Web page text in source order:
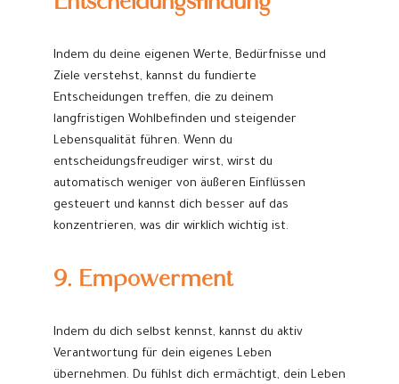
Indem du deine eigenen Werte, Bedürfnisse und
Ziele verstehst, kannst du fundierte
Entscheidungen treffen, die zu deinem
langfristigen Wohlbefinden und steigender
Lebensqualität führen. Wenn du
entscheidungsfreudiger wirst, wirst du
automatisch weniger von äußeren Einflüssen
gesteuert und kannst dich besser auf das
konzentrieren, was dir wirklich wichtig ist.
9. Empowerment
Indem du dich selbst kennst, kannst du aktiv
Verantwortung für dein eigenes Leben
übernehmen. Du fühlst dich ermächtigt, dein Leben